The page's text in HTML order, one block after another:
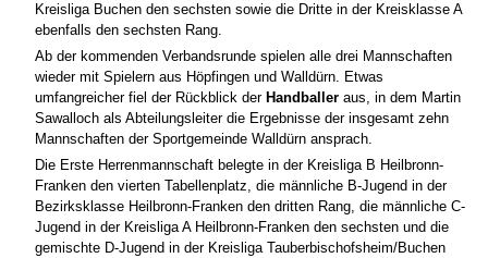
Kreisliga Buchen den sechsten sowie die Dritte in der Kreisklasse A
ebenfalls den sechsten Rang.
Ab der kommenden Verbandsrunde spielen alle drei Mannschaften
wieder mit Spielern aus Höpfingen und Walldürn. Etwas
umfangreicher fiel der Rückblick der Handballeraus, in dem Martin
Sawalloch als Abteilungsleiter die Ergebnisse der insgesamt zehn
Mannschaften der Sportgemeinde Walldürn ansprach.
Die Erste Herrenmannschaft belegte in der Kreisliga B Heilbronn-
Franken den vierten Tabellenplatz, die männliche B-Jugend in der
Bezirksklasse Heilbronn-Franken den dritten Rang, die männliche C-
Jugend in der Kreisliga A Heilbronn-Franken den sechsten und die
gemischte D-Jugend in der Kreisliga Tauberbischofsheim/Buchen